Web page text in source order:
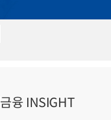
융 INSIGHT